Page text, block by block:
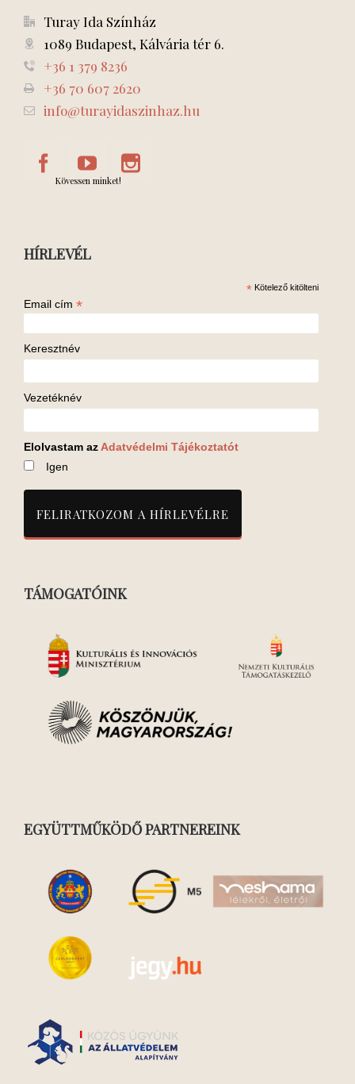
Turay Ida Színház
1089 Budapest, Kálvária tér 6.
+36 1 379 8236
+36 70 607 2620
info@turayidaszinhaz.hu
Kövessen minket!
HÍRLEVÉL
* Kötelező kitölteni
Email cím *
Keresztnév
Vezetéknév
Elolvastam azAdatvédelmi Tájékoztatót
Igen
TÁMOGATÓINK
EGYÜTTMŰKÖDŐ PARTNEREINK